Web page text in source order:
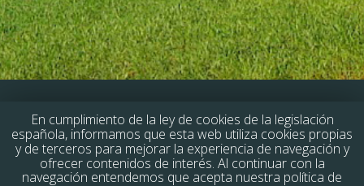
ByWaysIT Tech Global Solutions| © 2014
En cumplimiento de la ley de cookies de la legislación
española, informamos que esta web utiliza cookies propias
y de terceros para mejorar la experiencia de navegación y
ofrecer contenidos de interés. Al continuar con la
navegación entendemos que acepta nuestra política de